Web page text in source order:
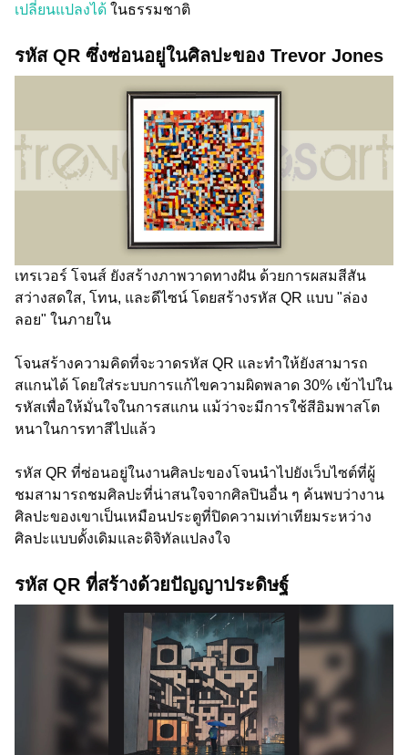
เปลี่ยนแปลงได้ ในธรรมชาติ
รหัส QR ซึ่งซ่อนอยู่ในศิลปะของ Trevor Jones
เทรเวอร์ โจนส์ ยังสร้างภาพวาดทางฝัน ด้วยการผสมสีสัน
สว่างสดใส, โทน, และดีไซน์ โดยสร้างรหัส QR แบบ "ล่อง
ลอย" ในภายใน
โจนสร้างความคิดที่จะวาดรหัส QR และทำให้ยังสามารถ
สแกนได้ โดยใส่ระบบการแก้ไขความผิดพลาด 30% เข้าไปใน
รหัสเพื่อให้มั่นใจในการสแกน แม้ว่าจะมีการใช้สีอิมพาสโต
หนาในการทาสีไปแล้ว
รหัส QR ที่ซ่อนอยู่ในงานศิลปะของโจนนำไปยังเว็บไซต์ที่ผู้
ชมสามารถชมศิลปะที่น่าสนใจจากศิลปินอื่น ๆ ค้นพบว่างาน
ศิลปะของเขาเป็นเหมือนประตูที่ปิดความเท่าเทียมระหว่าง
ศิลปะแบบดั้งเดิมและดิจิทัลแปลงใจ
รหัส QR ที่สร้างด้วยปัญญาประดิษฐ์